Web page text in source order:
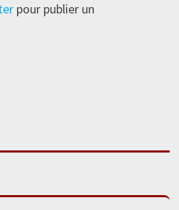
pour publier un